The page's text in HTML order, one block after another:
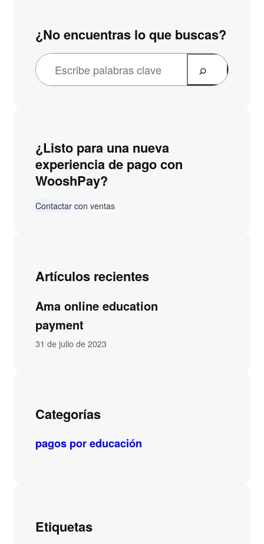
¿No encuentras lo que buscas?
¿Listo para una nueva
experiencia de pago con
WooshPay?
Contactar con ventas
Artículos recientes
Ama online education
payment
31 de julio de 2023
Categorías
pagos por educación
Etiquetas